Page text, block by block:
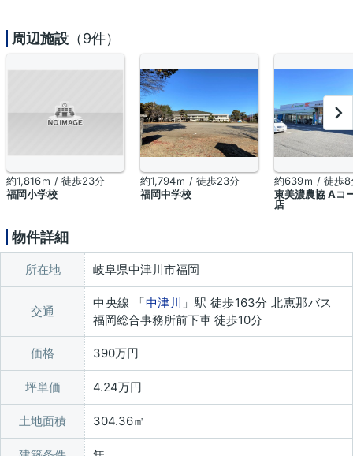
周辺施設 （9件）
約1,816ｍ / 徒歩23分
福岡小学校
約1,794ｍ / 徒歩23分
福岡中学校
約639ｍ / 徒歩8
東美濃農協 Aコ
店
物件詳細
所在地 岐阜県中津川市福岡
交通
中央線 「中津川 」駅 徒歩163分 北恵那バス
福岡総合事務所前下車 徒歩10分
価格 390万円
坪単価 4.24万円
土地面積 304.36㎡